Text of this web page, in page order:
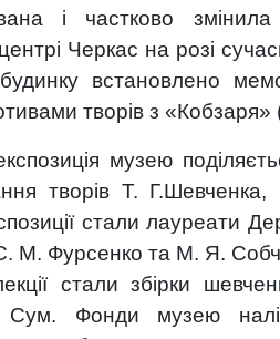
і частково
Черкас на розі
встановлено
творів з
музею
творів Т.
стали лауреати
М. Фурсенко та М. Я.
стали збірки
Фонди музею